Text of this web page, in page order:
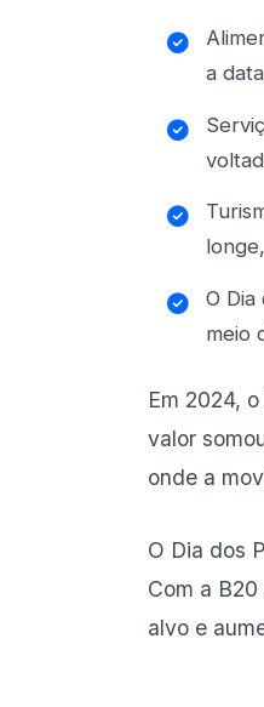
a
O
meio
Em 2024,
valor
onde a
O Dia dos
Com a
alvo e